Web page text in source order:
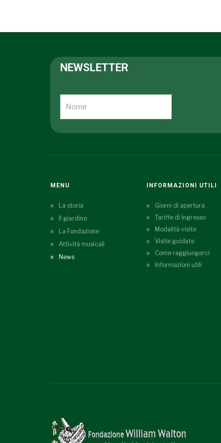
NEWSLETTER
MENU
La storia
Il giardino
La Fondazione
Attività musicali
News
INFORMAZIONI UTILI
Giorni di apertura
Tariffe di ingresso
Modalità visite
Visite guidate
Come raggiungerci
Informazioni utili